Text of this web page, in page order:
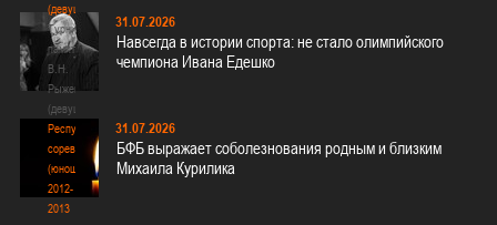
(девушки)
Турнир
памяти
В.Н.
Рыженкова
(девушки)
Республиканские
соревнования
(юноши)
2012-
2013
31.07.2026
Навсегда в истории спорта: не стало олимпийского
чемпиона Ивана Едешко
31.07.2026
БФБ выражает соболезнования родным и близким
Михаила Курилика